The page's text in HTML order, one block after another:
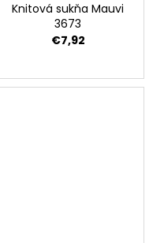
Knitová sukňa Mauvi
3673
€7,92